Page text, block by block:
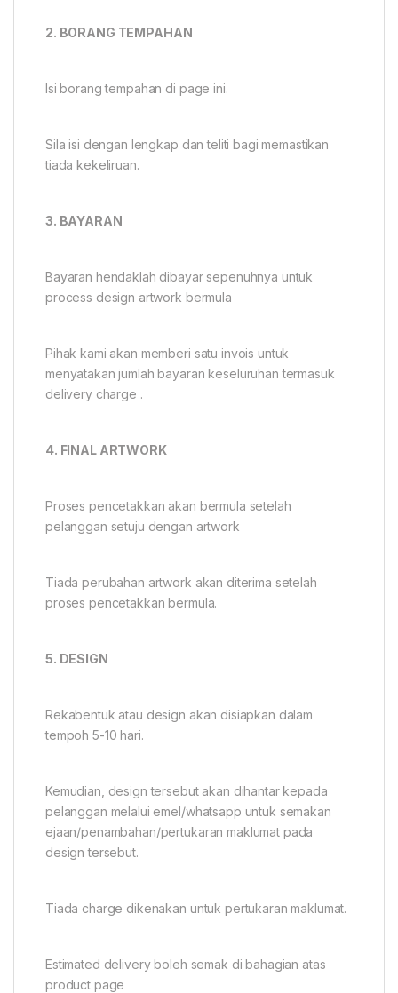
2. BORANG TEMPAHAN
Isi borang tempahan di page ini.
Sila isi dengan lengkap dan teliti bagi memastikan
tiada kekeliruan.
3. BAYARAN
Bayaran hendaklah dibayar sepenuhnya untuk
process design artwork bermula
Pihak kami akan memberi satu invois untuk
menyatakan jumlah bayaran keseluruhan termasuk
delivery charge .
4. FINAL ARTWORK
Proses pencetakkan akan bermula setelah
pelanggan setuju dengan artwork
Tiada perubahan artwork akan diterima setelah
proses pencetakkan bermula.
5. DESIGN
Rekabentuk atau design akan disiapkan dalam
tempoh 5-10 hari.
Kemudian, design tersebut akan dihantar kepada
pelanggan melalui emel/whatsapp untuk semakan
ejaan/penambahan/pertukaran maklumat pada
design tersebut.
Tiada charge dikenakan untuk pertukaran maklumat.
Estimated delivery boleh semak di bahagian atas
product page